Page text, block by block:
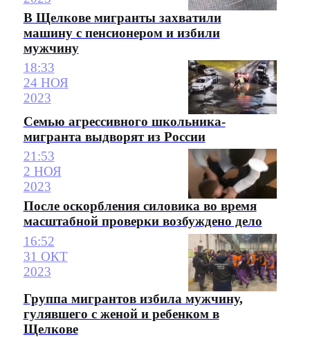
В Щелкове мигранты захватили
машину с пенсионером и избили
мужчину
18:33
24 НОЯ
2023
Семью агрессивного школьника-
мигранта выдворят из России
21:53
2 НОЯ
2023
После оскорбления силовика во время
масштабной проверки возбуждено дело
16:52
31 ОКТ
2023
Группа мигрантов избила мужчину,
гулявшего с женой и ребенком в
Щелкове